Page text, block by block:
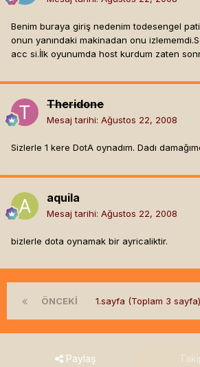
Benim buraya giriş nedenim todesengel
onun yanındaki makinadan onu
acc si.İlk oyunumda host kurdum zaten
Theridone
Mesaj tarihi: Ağustos 22, 2008
Sizlerle 1 kere DotA oynadım. Dadı
aquila
Mesaj tarihi: Ağustos 22, 2008
bizlerle dota oynamak bir ayricaliktir.
ÖNCEKI 1.sayfa (Toplam 3 sayfa)
Paylaş